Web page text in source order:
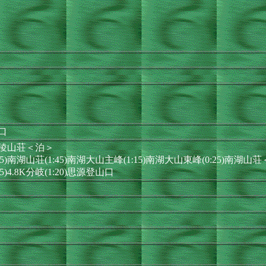
山荘＜泊＞
南湖山荘(1:45)南湖大山主峰(1:15)南湖大山東峰(0:25)南湖山荘
分岐(1:20)思源登山口